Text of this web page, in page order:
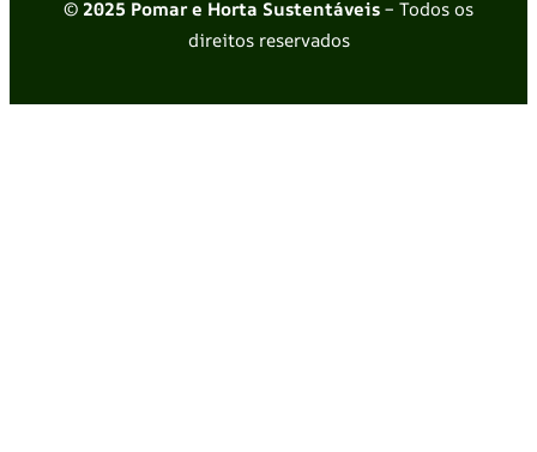
© 2025 Pomar e Horta Sustentáveis– Todos os
direitos reservados